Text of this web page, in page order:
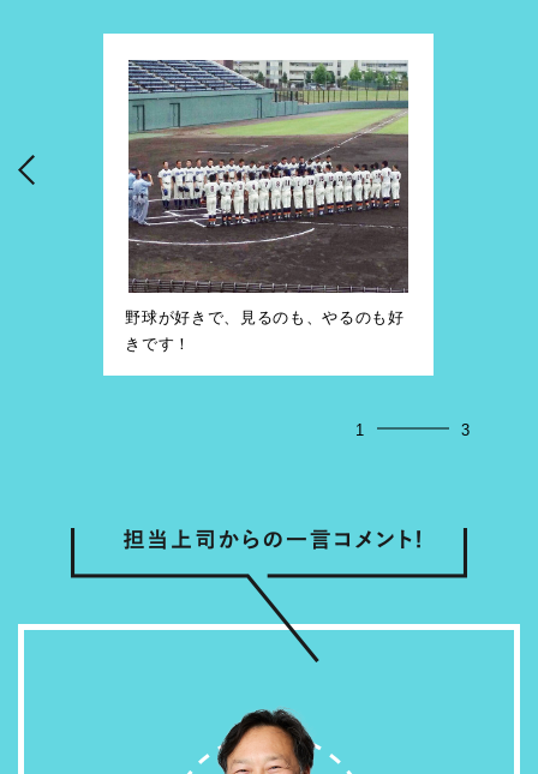
野球が好きで、見るのも、やるのも好
きです！
1 3